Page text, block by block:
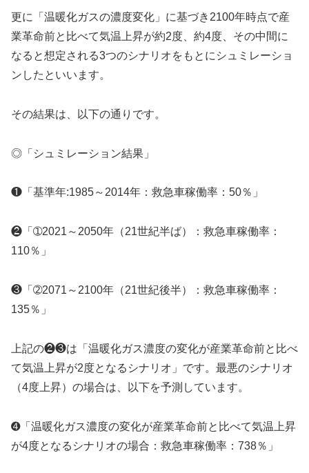
更に「温暖化ガスの濃度変化」に基づき2100年時点で産
業革命前と比べて気温上昇が約2度、約4度、その中間に
なると想定される3つのシナリオをもとにシュミレーショ
ンしたといいます。
その結果は、以下の通りです。
◎「シュミレーション結果」
❶「基準年:1985～2014年：救急車稼働率：50％」
❷「➀2021～2050年（21世紀半ば）：救急車稼働率：
110％」
❸「➁2071～2100年（21世紀後半）：救急車稼働率：
135％」
上記の❷❸は「温暖化ガス濃度の変化が産業革命前と比べ
て気温上昇が2度となるシナリオ」です。最悪のシナリオ
（4度上昇）の場合は、以下を予測しています。
➍「温暖化ガス濃度の変化が産業革命前と比べて気温上昇
が4度となるシナリオの場合：救急車稼働率：738％」